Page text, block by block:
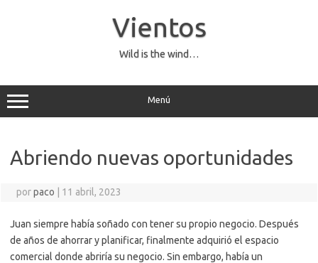
Vientos
Wild is the wind…
Menú
Abriendo nuevas oportunidades
porpaco 11 abril, 2023
Juan siempre había soñado con tener su propio negocio. Después
de años de ahorrar y planificar, finalmente adquirió el espacio
comercial donde abriría su negocio. Sin embargo, había un